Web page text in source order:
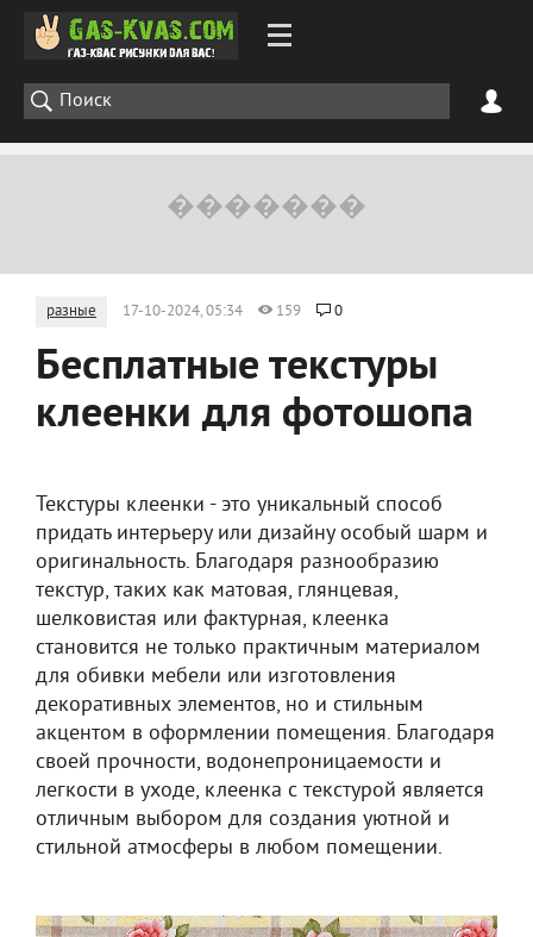
разные 17-10-2024, 05:34 159 0
Бесплатные текстуры
клеенки для фотошопа
Текстуры клеенки - это уникальный способ
придать интерьеру или дизайну особый шарм и
оригинальность. Благодаря разнообразию
текстур, таких как матовая, глянцевая,
шелковистая или фактурная, клеенка
становится не только практичным материалом
для обивки мебели или изготовления
декоративных элементов, но и стильным
акцентом в оформлении помещения. Благодаря
своей прочности, водонепроницаемости и
легкости в уходе, клеенка с текстурой является
отличным выбором для создания уютной и
стильной атмосферы в любом помещении.